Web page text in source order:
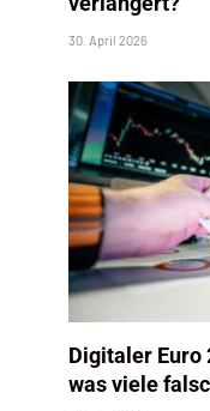
30. April 2026
Digitaler Euro
was viele